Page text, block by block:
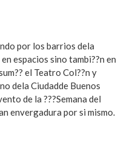
por los barrios dela
espacios sino tambi??n en
el Teatro Col??n y
dela Ciudadde Buenos
de la ???Semana del
envergadura por si mismo.